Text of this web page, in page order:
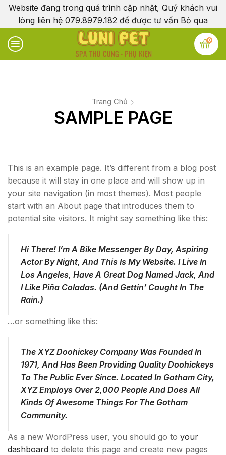
Website đang trong quá trình cập nhật, Quý khách vui
lòng liên hệ 079.8979.182 để được tư vấn Bỏ qua
0
Trang Chủ
SAMPLE PAGE
This is an example page. It’s different from a blog post
because it will stay in one place and will show up in
your site navigation (in most themes). Most people
start with an About page that introduces them to
potential site visitors. It might say something like this:
Hi There! I’m A Bike Messenger By Day, Aspiring
Actor By Night, And This Is My Website. I Live In
Los Angeles, Have A Great Dog Named Jack, And
I Like Piña Coladas. (And Gettin’ Caught In The
Rain.)
…or something like this:
The XYZ Doohickey Company Was Founded In
1971, And Has Been Providing Quality Doohickeys
To The Public Ever Since. Located In Gotham City,
XYZ Employs Over 2,000 People And Does All
Kinds Of Awesome Things For The Gotham
Community.
As a new WordPress user, you should go to your
dashboard to delete this page and create new pages